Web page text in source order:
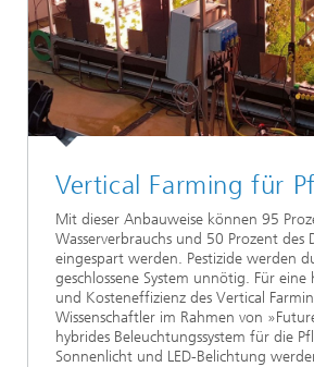
Vertical Farming für
Mit dieser Anbauweise können 95
Wasserverbrauchs und 50 Prozent des
eingespart werden. Pestizide werden
geschlossene System unnötig. Für eine
und Kosteneffizienz des Vertical
Wissenschaftler im Rahmen von
hybrides Beleuchtungssystem für die
Sonnenlicht und LED-Belichtung